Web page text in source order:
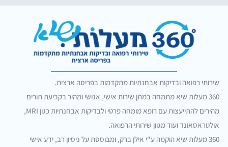
שירותי רפואה ובדיקות אבחנתיות מתקדמות בפריסה ארצית.
360 מעלות שיא מתמחה במתן שירות אישי, אנושי ומהיר בקביעת תורים
מהירים להתייעצות עם רופא מומחה פרטי ולבדיקות אבחנתיות כגון MRI,
אולטראסאונד ועוד מגוון שירותי הרפואה.
360 מעלות שיא הוקמה ע"י אילן ברק, ומבוססת על ניסיון רב, ידע אישי